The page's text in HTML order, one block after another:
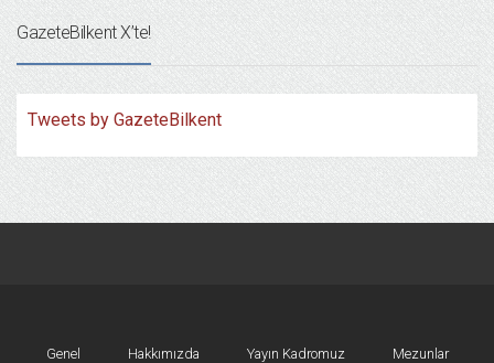
GazeteBilkent X’te!
Tweets by GazeteBilkent
Genel Hakkımızda Yayın Kadromuz Mezunlar